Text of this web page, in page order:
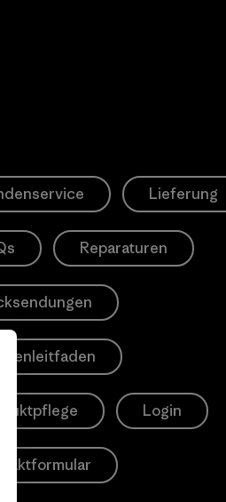
Lieferung
Reparaturen
Login